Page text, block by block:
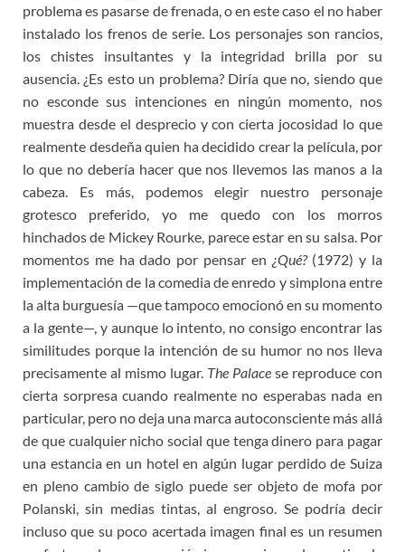
problema es pasarse de frenada, o en este caso el no haber
instalado los frenos de serie. Los personajes son rancios,
los chistes insultantes y la integridad brilla por su
ausencia. ¿Es esto un problema? Diría que no, siendo que
no esconde sus intenciones en ningún momento, nos
muestra desde el desprecio y con cierta jocosidad lo que
realmente desdeña quien ha decidido crear la película, por
lo que no debería hacer que nos llevemos las manos a la
cabeza. Es más, podemos elegir nuestro personaje
grotesco preferido, yo me quedo con los morros
hinchados de Mickey Rourke, parece estar en su salsa. Por
momentos me ha dado por pensar en ¿Qué? (1972) y la
implementación de la comedia de enredo y simplona entre
la alta burguesía —que tampoco emocionó en su momento
a la gente—, y aunque lo intento, no consigo encontrar las
similitudes porque la intención de su humor no nos lleva
precisamente al mismo lugar. The Palace se reproduce con
cierta sorpresa cuando realmente no esperabas nada en
particular, pero no deja una marca autoconsciente más allá
de que cualquier nicho social que tenga dinero para pagar
una estancia en un hotel en algún lugar perdido de Suiza
en pleno cambio de siglo puede ser objeto de mofa por
Polanski, sin medias tintas, al engroso. Se podría decir
incluso que su poco acertada imagen final es un resumen